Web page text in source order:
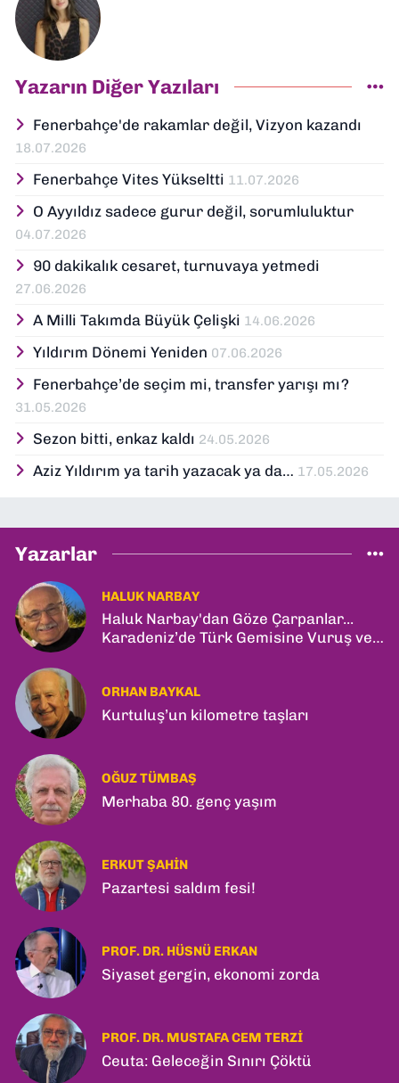
Yazarın Diğer Yazıları
Fenerbahçe'de rakamlar değil, Vizyon kazandı
18.07.2026
Fenerbahçe Vites Yükseltti 11.07.2026
O Ayyıldız sadece gurur değil, sorumluluktur
04.07.2026
90 dakikalık cesaret, turnuvaya yetmedi
27.06.2026
A Milli Takımda Büyük Çelişki 14.06.2026
Yıldırım Dönemi Yeniden 07.06.2026
Fenerbahçe’de seçim mi, transfer yarışı mı?
31.05.2026
Sezon bitti, enkaz kaldı 24.05.2026
Aziz Yıldırım ya tarih yazacak ya da… 17.05.2026
Yazarlar
HALUK NARBAY
Haluk Narbay'dan Göze Çarpanlar...
Karadeniz’de Türk Gemisine Vuruş ve
ORHAN BAYKAL
Kurtuluş’un kilometre taşları
OĞUZ TÜMBAŞ
Merhaba 80. genç yaşım
ERKUT ŞAHIN
Pazartesi saldım fesi!
PROF. DR. HÜSNÜ ERKAN
Siyaset gergin, ekonomi zorda
PROF. DR. MUSTAFA CEM TERZI
Ceuta: Geleceğin Sınırı Çöktü